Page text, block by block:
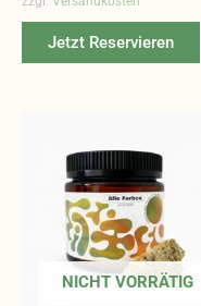
Jetzt Reservieren
NICHT VORRÄTIG